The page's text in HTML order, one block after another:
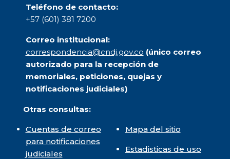
Teléfono de contacto:
+57 (601) 381 7200
Correo institucional:
correspondencia@cndj.gov.co (único correo
autorizado para la recepción de
memoriales, peticiones, quejas y
notificaciones judiciales)
Otras consultas:
Cuentas de correo
para notificaciones
judiciales
Mapa del sitio
Estadisticas de uso